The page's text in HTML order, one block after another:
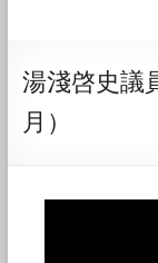
湯淺啓史議
月）